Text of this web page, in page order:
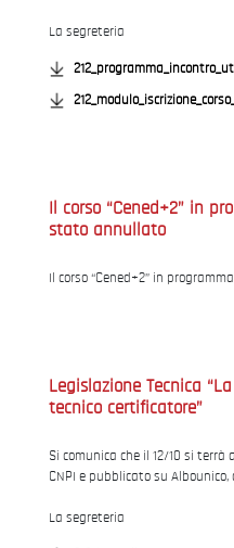
La segreteria
Il corso “Cened+2” in
stato annullato
Il corso “Cened+2” in
Legislazione Tecnica
tecnico certificatore”
Si comunica che il 12/10 si
CNPI e pubblicato su
La segreteria